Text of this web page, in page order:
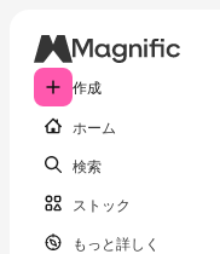
作成
ホーム
検索
ストック
もっと詳しく